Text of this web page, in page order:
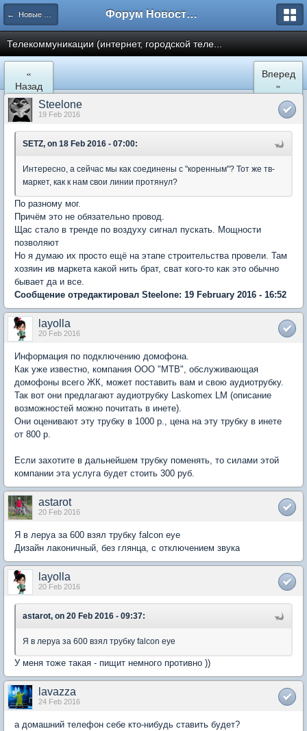
← Новые Водники Форум Новостройки
Телекоммуникации (интернет, городской теле...
«
Назад
Вперед
»
Steelone
19 Feb 2016
SETZ, on 18 Feb 2016 - 07:00:
Интересно, а сейчас мы как соединены с "коренным"? Тот же тв-
маркет, как к нам свои линии протянул?
По разному мог.
Причём это не обязательно провод.
Щас стало в тренде по воздуху сигнал пускать. Мощности
позволяют
Но я думаю их просто ещё на этапе строительства провели. Там
хозяин ив маркета какой нить брат, сват кого-то как это обычно
бывает да и все.
Сообщение отредактировал Steelone: 19 February 2016 - 16:52
layolla
20 Feb 2016
Информация по подключению домофона.
Как уже известно, компания ООО "МТВ", обслуживающая
домофоны всего ЖК, может поставить вам и свою аудиотрубку.
Так вот они предлагают аудиотрубку Laskomex LM (описание
возможностей можно почитать в инете).
Они оценивают эту трубку в 1000 р., цена на эту трубку в инете
от 800 р.
Если захотите в дальнейшем трубку поменять, то силами этой
компании эта услуга будет стоить 300 руб.
astarot
20 Feb 2016
Я в леруа за 600 взял трубку falcon eye
Дизайн лаконичный, без глянца, с отключением звука
layolla
20 Feb 2016
astarot, on 20 Feb 2016 - 09:37:
Я в леруа за 600 взял трубку falcon eye
У меня тоже такая - пищит немного противно ))
lavazza
24 Feb 2016
а домашний телефон себе кто-нибудь ставить будет?